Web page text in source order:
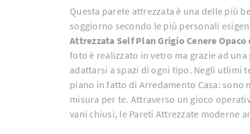
Questa parete attrezzata è una delle più
soggiorno secondo le più personali
Attrezzata Self Plan Grigio Cenere Opaco
foto è realizzato in vetro ma grazie ad
adattarsi a spazi di ogni tipo. Negli utlimi
piano in fatto di Arredamento Casa:
misura per te. Attraverso un gioco
vani chiusi, le Pareti Attrezzate moderne